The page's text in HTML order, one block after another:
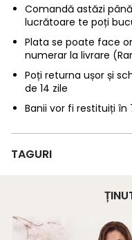
Comandă astăzi
lucrătoare te poți
Plata se poate face
numerar la livrare
Poți returna ușor și
de 14 zile
Banii vor fi restituiți în
TAGURI